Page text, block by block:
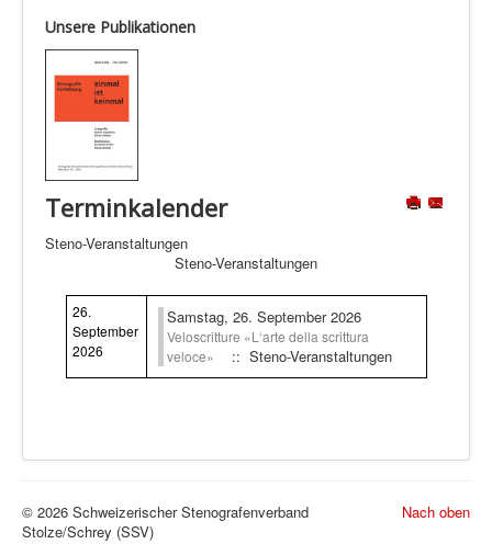
Unsere Publikationen
Terminkalender
Steno-Veranstaltungen
Steno-Veranstaltungen
26.
September
2026
Samstag, 26. September 2026
Veloscritture «L‘arte della scrittura
veloce»
:: Steno-Veranstaltungen
Nach oben
© 2026 Schweizerischer Stenografenverband
Stolze/Schrey (SSV)